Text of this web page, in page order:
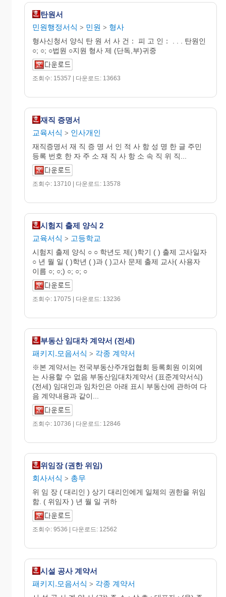
탄원서
민원행정서식 > 민원 > 형사
형사신청서 양식 탄 원 서 사 건： 피 고 인： . . . 탄원인
○; ○; ○법원 ○지원 형사 제 (단독,부)귀중
조회수: 15357 | 다운로드: 13663
재직 증명서
교육서식 > 인사개인
재직증명서 재 직 증 명 서 인 적 사 항 성 명 한 글 주민
등록 번호 한 자 주 소 재 직 사 항 소 속 직 위 직...
조회수: 13710 | 다운로드: 13578
시험지 출제 양식 2
교육서식 > 고등학교
시험지 출제 양식 ○ ○ 학년도 제( )학기 ( ) 출제 고사일자
○ 년 월 일 ( )학년 ( )과 ( )고사 문제 출제 교사( 사용자
이름 ○; ○;) ○; ○; ○
조회수: 17075 | 다운로드: 13236
부동산 임대차 계약서 (전세)
패키지.모음서식 > 각종 계약서
※본 계약서는 전국부동산주개업협회 등록회원 이외에
는 사용할 수 없음 부동산임대차계약서 (표준계약서식)
(전세) 임대인과 임차인은 아래 표시 부동산에 관하여 다
음 계약내용과 같이...
조회수: 10736 | 다운로드: 12846
위임장 (권한 위임)
회사서식 > 총무
위 임 장 ( 대리인 ) 상기 대리인에게 일체의 권한을 위임
함. ( 위임자 ) 년 월 일 귀하
조회수: 9536 | 다운로드: 12562
시설 공사 계약서
패키지.모음서식 > 각종 계약서